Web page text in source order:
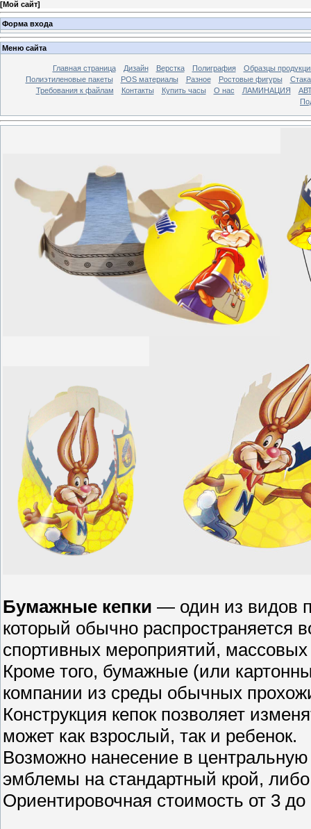
[Мой сайт]
Форма входа
Меню сайта
Главная страница Дизайн Верстка Полиграфия
Образцы
Полиэтиленовые пакеты
POS материалы Разное Ростовые фигуры
Требования к файлам
Контакты Купить часы О нас ЛАМИНАЦИЯ
Бумажные кепки — один из видов
который обычно распространяется
спортивных мероприятий,
Кроме того, бумажные (или
компании из среды обычных
Конструкция кепок позволяет
может как взрослый, так и ребенок.
Возможно нанесение в
эмблемы на стандартный крой,
Ориентировочная стоимость от 3